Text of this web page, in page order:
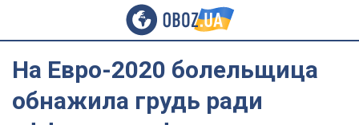
На Евро-2020 болельщица
обнажила грудь ради